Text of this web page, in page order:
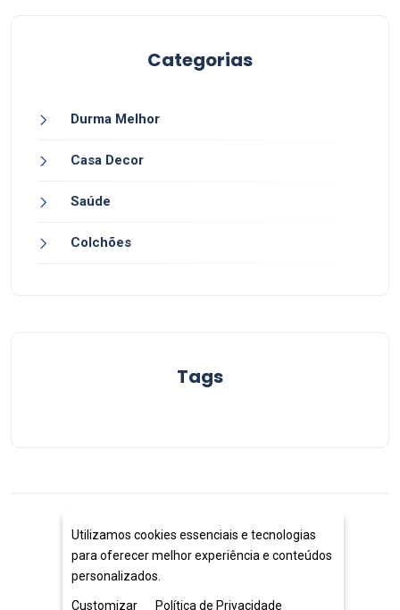
Categorias
Durma Melhor
Casa Decor
Saúde
Colchões
Tags
© 2024
Utilizamos cookies essenciais e tecnologias
para oferecer melhor experiência e conteúdos
personalizados.
Customizar Política de Privacidade